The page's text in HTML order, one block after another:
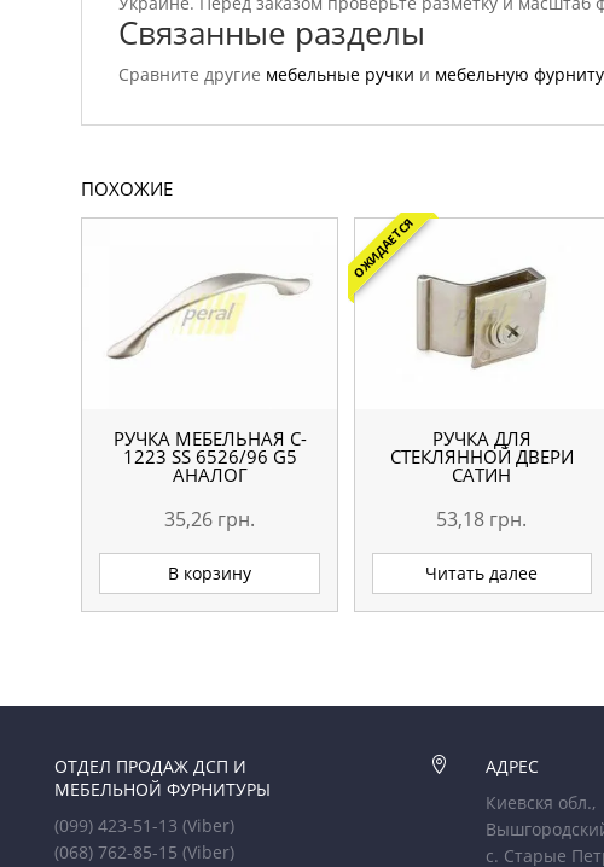
Связанные разделы
Сравните другие мебельные ручки и мебельную
ПОХОЖИЕ
РУЧКА МЕБЕЛЬНАЯ C-
1223 SS 6526/96 G5
АНАЛОГ
35,26 грн.
В корзину
ОЖИДАЕТСЯ
РУЧКА ДЛЯ
СТЕКЛЯННОЙ ДВЕРИ
САТИН
53,18 грн.
Читать далее
ОТДЕЛ ПРОДАЖ ДСП И
МЕБЕЛЬНОЙ ФУРНИТУРЫ
(099) 423-51-13(Viber)
(068) 762-85-15(Viber)

АДРЕС
Киевскя обл.,
с. Старые